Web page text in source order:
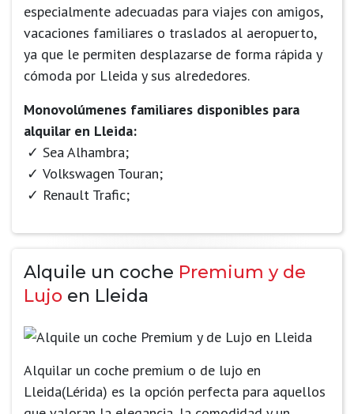
especialmente adecuadas para viajes con amigos,
vacaciones familiares o traslados al aeropuerto,
ya que le permiten desplazarse de forma rápida y
cómoda por Lleida y sus alrededores.
Monovolúmenes familiares disponibles para
alquilar en Lleida:
Sea Alhambra;
Volkswagen Touran;
Renault Trafic;
Alquile un coche Premium y de
Lujo en Lleida
Alquilar un coche premium o de lujo en
Lleida(Lérida) es la opción perfecta para aquellos